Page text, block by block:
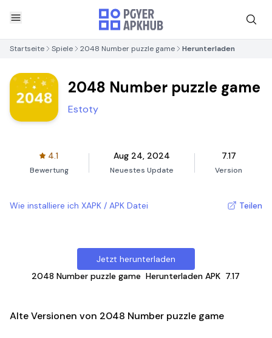
Startseite Spiele 2048 Number puzzle game Herunterladen
2048 Number puzzle game
Estoty
4.1
Bewertung
Aug 24, 2024
Neuestes Update
7.17
Version
Wie installiere ich XAPK / APK Datei Teilen
Jetzt herunterladen
2048 Number puzzle game Herunterladen APK 7.17
Alte Versionen von 2048 Number puzzle game